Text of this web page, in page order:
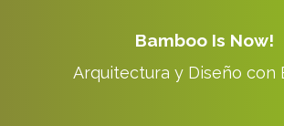
Bamboo Is Now!
Arquitectura y Diseño con